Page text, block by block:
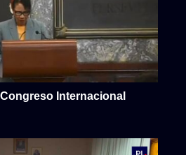
Internacional